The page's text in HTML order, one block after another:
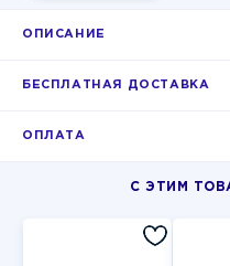
ОПИСАНИЕ
БЕСПЛАТНАЯ ДОСТАВКА
ОПЛАТА
С ЭТИМ